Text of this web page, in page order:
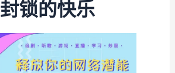
锁的快乐